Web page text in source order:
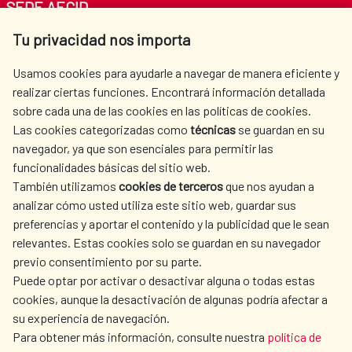
Unión Europea (excepto España):
Alemania, Bélgica, Croacia,
Dinamarca, Francia, Irlanda, Letonia,
Luxemburgo, Países Bajos, Suecia,
Bulgaria, Eslovaquia, Estonia, Grecia,
Malta, Polonia, República Checa,
Austria, Chipre, Eslovenia, Finlandia,
Hungría, Italia, Lituania, Portugal y
Rumanía.
Iberoamérica: Argentina, Bolivia,
Brasil, Chile, Colombia, Costa Rica,
Cuba, Ecuador, El Salvador,
Guatemala, Honduras, México,
Nicaragua, Panamá, Paraguay, Perú,
República Dominicana, Uruguay y
Tu privacidad nos importa
Usamos cookies para ayudarle a navegar de manera eficiente y
realizar ciertas funciones. Encontrará información detallada
sobre cada una de las cookies en las políticas de cookies.
Las cookies categorizadas como técnicas se guardan en su
navegador, ya que son esenciales para permitir las
funcionalidades básicas del sitio web.
También utilizamos cookies de tercerosque nos ayudan a
analizar cómo usted utiliza este sitio web, guardar sus
preferencias y aportar el contenido y la publicidad que le sean
relevantes. Estas cookies solo se guardan en su navegador
previo consentimiento por su parte.
Puede optar por activar o desactivar alguna o todas estas
cookies, aunque la desactivación de algunas podría afectar a
su experiencia de navegación.
Para obtener más información, consulte nuestra política de
SEDE AECID
Av. Reyes Católicos 4 - 28040 Madrid
centro.informacion@aecid.es
LA AECID
DÓNDE COOPERAMOS
ACCIÓN HUMANITARIA
SALA DE PRENSA
CULTURA Y CIENCIA
BIBLIOTECA
NUESTRAS REDES SOCIALES